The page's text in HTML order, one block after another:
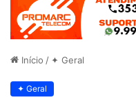
Início / ✦ Geral
✦ Geral